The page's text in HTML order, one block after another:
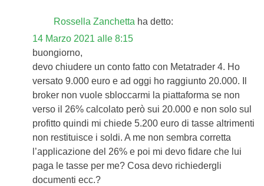
Rossella Zanchetta ha detto:
14 Marzo 2021 alle 8:15
buongiorno,
devo chiudere un conto fatto con Metatrader 4. Ho
versato 9.000 euro e ad oggi ho raggiunto 20.000. Il
broker non vuole sbloccarmi la piattaforma se non
verso il 26% calcolato però sui 20.000 e non solo sul
profitto quindi mi chiede 5.200 euro di tasse altrimenti
non restituisce i soldi. A me non sembra corretta
l’applicazione del 26% e poi mi devo fidare che lui
paga le tasse per me? Cosa devo richiedergli
documenti ecc.?